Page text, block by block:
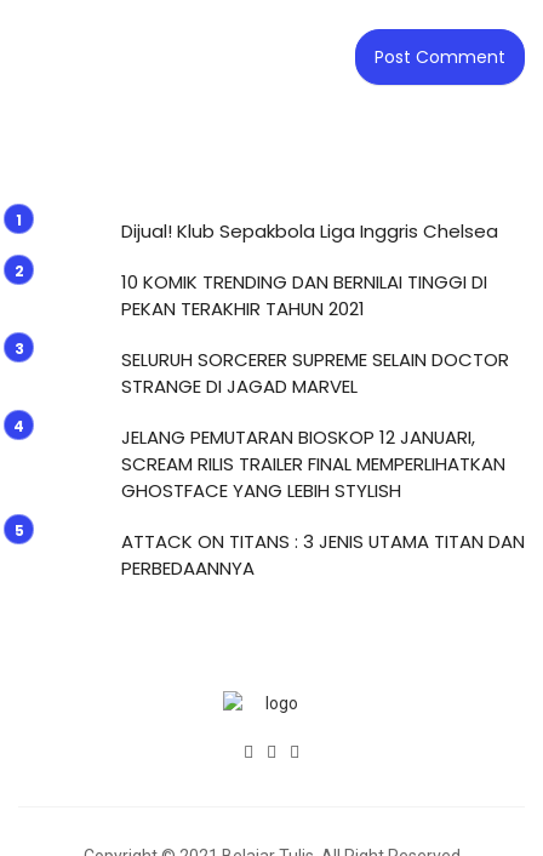
Dijual! Klub Sepakbola Liga Inggris Chelsea
10 KOMIK TRENDING DAN BERNILAI TINGGI DI
PEKAN TERAKHIR TAHUN 2021
SELURUH SORCERER SUPREME SELAIN DOCTOR
STRANGE DI JAGAD MARVEL
JELANG PEMUTARAN BIOSKOP 12 JANUARI,
SCREAM RILIS TRAILER FINAL MEMPERLIHATKAN
GHOSTFACE YANG LEBIH STYLISH
ATTACK ON TITANS : 3 JENIS UTAMA TITAN DAN
PERBEDAANNYA